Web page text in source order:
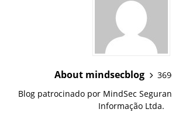
About mindsecblog
Blog patrocinado por MindSec
Informação Ltda.